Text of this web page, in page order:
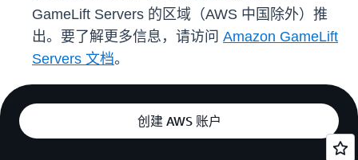
GameLift Servers 的区域（AWS 中国除外）推
出。要了解更多信息，请访问 Amazon GameLift
Servers 文档。
创建 AWS 账户